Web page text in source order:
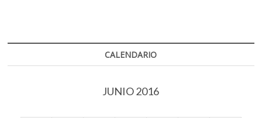
CALENDARIO
JUNIO 2016